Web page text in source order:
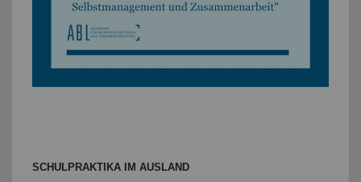
SCHULPRAKTIKA IM AUSLAND